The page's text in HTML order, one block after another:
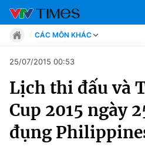
Chuyên mục
Tin tức
CÁC MÔN KHÁC
Move
Phong cách
Sự kiện
Bóng đá
Thể thao điện tử
25/07/2015 00:53
Lịch thi đấu và
Cup 2015 ngày
đụng